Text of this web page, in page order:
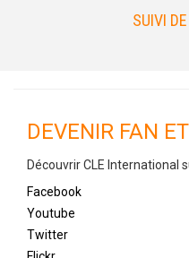
SUIVI
DEVENIR FAN
Découvrir CLE International
Facebook
Youtube
Twitter